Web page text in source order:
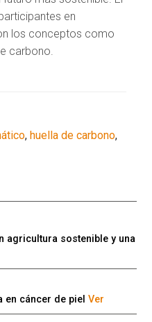
en
los conceptos como
carbono.
,huella de carbono,
agricultura sostenible y una
en cáncer de pielVer